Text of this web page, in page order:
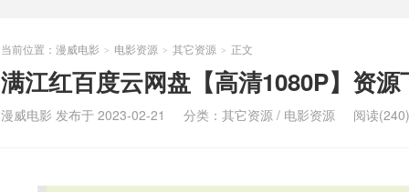
当前位置： 漫威电影 > 电影资源 > 其它资源 > 正文
满江红百度云网盘【高清1080P】资源
漫威电影 发布于 2023-02-21 分类： 其它资源 / 电影资源 阅读(240)